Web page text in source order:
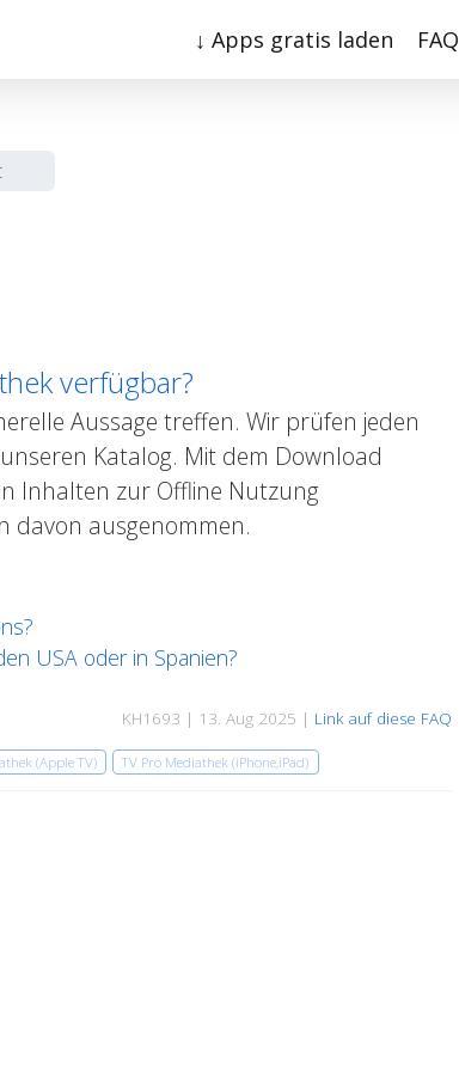
↓ Apps gratis laden FAQ
verfügbar?
Aussage treffen. Wir prüfen jeden
Katalog. Mit dem Download
Inhalten zur Offline Nutzung
davon ausgenommen.
USA oder in Spanien?
KH1693 | 13. Aug 2025 | Link auf diese FAQ
(Apple TV) TV Pro Mediathek (iPhone,iPad)